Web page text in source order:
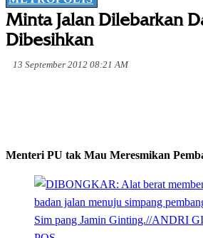
Minta Jalan Dilebarkan
Dibesihkan
13 September 2012 08:21 AM
Menteri PU tak Mau Meresmikan